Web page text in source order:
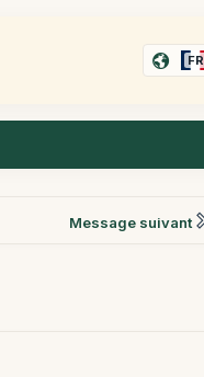
FR
Message suivant